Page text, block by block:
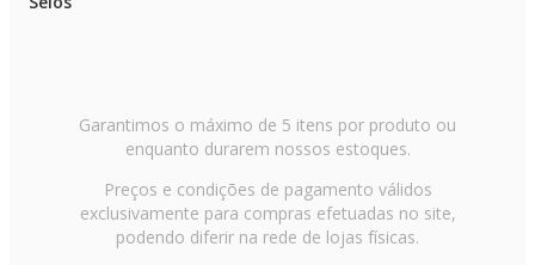
Garantimos o máximo de 5 itens por produto ou
enquanto durarem nossos estoques.
Preços e condições de pagamento válidos
exclusivamente para compras efetuadas no site,
podendo diferir na rede de lojas físicas.